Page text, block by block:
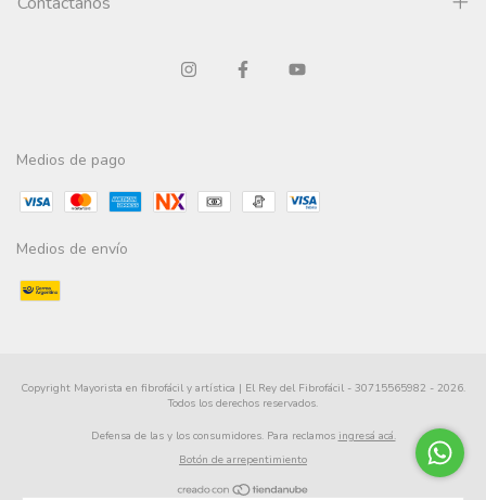
Medios de pago
Medios de envío
Copyright Mayorista en fibrofácil y artística | El Rey del Fibrofácil - 30715565982 - 2026.
Todos los derechos reservados.
Defensa de las y los consumidores. Para reclamos ingresá acá.
Botón de arrepentimiento